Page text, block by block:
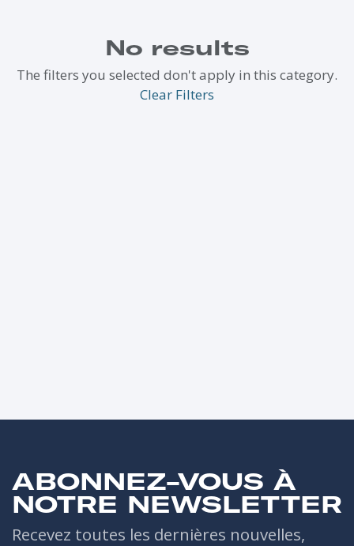
No results
The filters you selected don't apply in this category.
Clear Filters
ABONNEZ-VOUS À
NOTRE NEWSLETTER
Recevez toutes les dernières nouvelles,